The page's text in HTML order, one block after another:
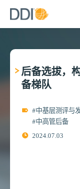
后备选拔，
备梯队
#中基层测评与
#中高管后备
2024.07.03